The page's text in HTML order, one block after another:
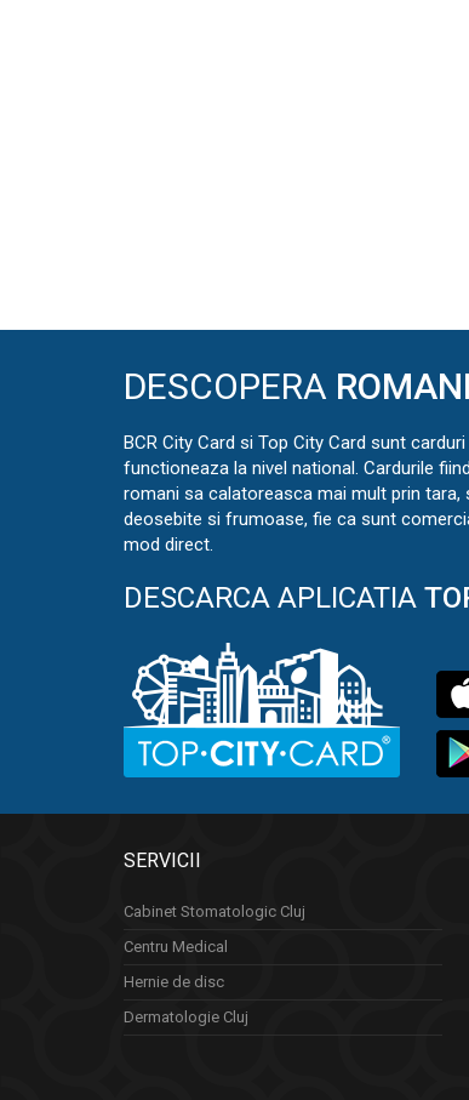
DESCOPERA
BCR City Card si Top City Card sunt
functioneaza la nivel national. Cardurile
romani sa calatoreasca mai mult prin
deosebite si frumoase, fie ca sunt
mod direct.
DESCARCA APLICATIA
SERVICII
Cabinet Stomatologic Cluj
Centru Medical
Hernie de disc
Dermatologie Cluj